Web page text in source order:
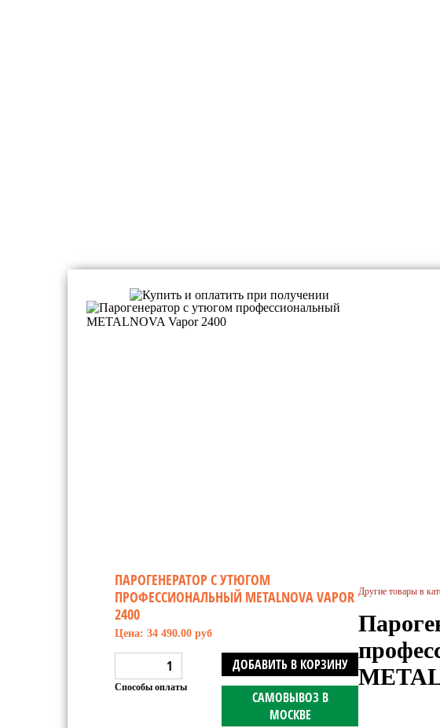
ПАРОГЕНЕРАТОР С УТЮГОМ
ПРОФЕССИОНАЛЬНЫЙ METALNOVA VAPOR
2400
Цена: 34 490.00 руб
ДОБАВИТЬ В КОРЗИНУ
САМОВЫВОЗ В
МОСКВЕ
Способы оплаты
Другие товары в